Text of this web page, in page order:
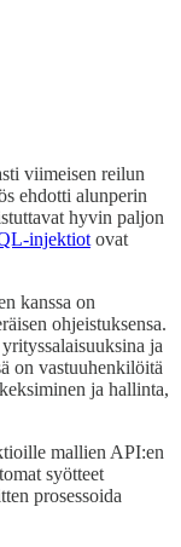
viimeisen reilun
ehdotti alunperin
hyvin paljon
injektiot ovat
kanssa on
ohjeistuksensa.
ja
on vastuuhenkilöitä
ja hallinta,
mallien API:en
syötteet
prosessoida